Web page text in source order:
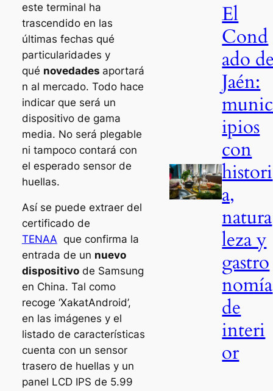
este terminal ha
trascendido en las
últimas fechas qué
particularidades y
qué novedades aportará
n al mercado. Todo hace
indicar que será un
dispositivo de gama
media. No será plegable
ni tampoco contará con
el esperado sensor de
huellas.
Así se puede extraer del
certificado de
TENAA que confirma la
entrada de un nuevo
dispositivode Samsung
en China. Tal como
recoge ‘XakatAndroid’,
en las imágenes y el
listado de características
cuenta con un sensor
trasero de huellas y un
panel LCD IPS de 5.99
El
Cond
ado
Jaén:
munic
ipios
con
histori
a,
natura
leza y
gastro
nomía
de
interi
or